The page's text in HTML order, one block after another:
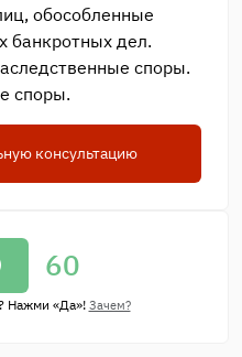
обособленные
банкротных дел.
споры.
споры.
консультацию
60
Нажми «Да»! Зачем?